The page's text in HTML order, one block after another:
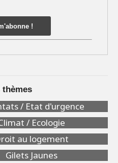
thèmes
/ Etat d'urgence
/ Ecologie
au logement
Gilets Jaunes